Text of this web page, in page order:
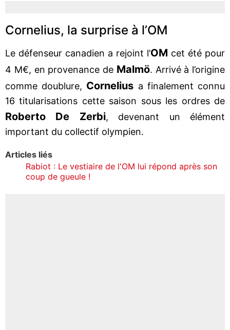
Cornelius, la surprise à l’OM
Le défenseur canadien a rejoint l’OM cet été pour
4 M€, en provenance de Malmö. Arrivé à l’origine
comme doublure, Cornelius a finalement connu
16 titularisations cette saison sous les ordres de
Roberto De Zerbi, devenant un élément
important du collectif olympien.
Articles liés
Rabiot : Le vestiaire de l'OM lui répond après son
coup de gueule !